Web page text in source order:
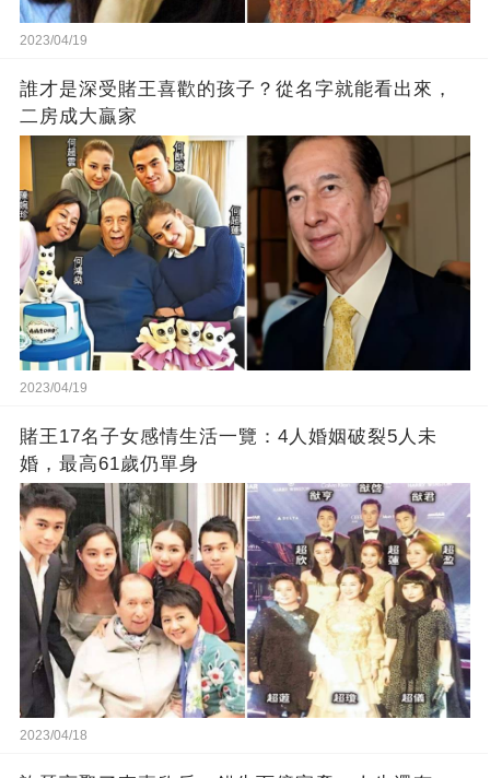
2023/04/19
誰才是深受賭王喜歡的孩子？從名字就能看出來，
二房成大贏家
2023/04/19
賭王17名子女感情生活一覽：4人婚姻破裂5人未
婚，最高61歲仍單身
2023/04/18